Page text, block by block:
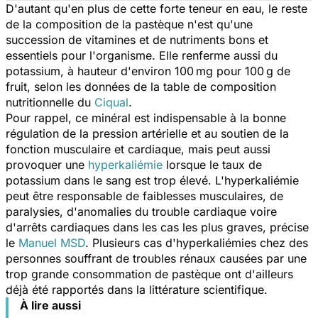
D'autant qu'en plus de cette forte teneur en eau, le reste
de la composition de la pastèque n'est qu'une
succession de vitamines et de nutriments bons et
essentiels pour l'organisme. Elle renferme aussi du
potassium, à hauteur d'environ 100 mg pour 100 g de
fruit, selon les données de la table de composition
nutritionnelle du Ciqual.
Pour rappel, ce minéral est indispensable à la bonne
régulation de la pression artérielle et au soutien de la
fonction musculaire et cardiaque, mais peut aussi
provoquer une hyperkaliémie lorsque le taux de
potassium dans le sang est trop élevé. L'hyperkaliémie
peut être responsable de faiblesses musculaires, de
paralysies, d'anomalies du trouble cardiaque voire
d'arrêts cardiaques dans les cas les plus graves, précise
le Manuel MSD. Plusieurs cas d'hyperkaliémies chez des
personnes souffrant de troubles rénaux causées par une
trop grande consommation de pastèque ont d'ailleurs
déjà été rapportés dans la littérature scientifique.
À lire aussi